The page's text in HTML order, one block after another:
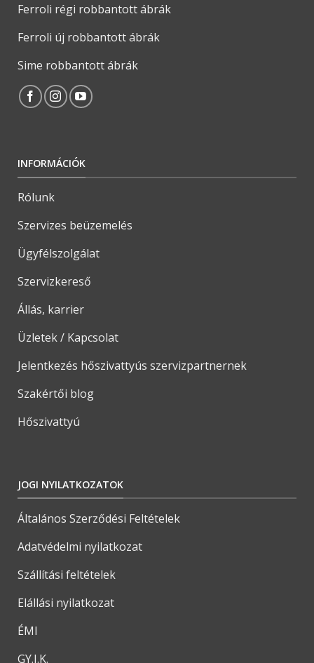
Ferroli régi robbantott ábrák
Ferroli új robbantott ábrák
Sime robbantott ábrák
INFORMÁCIÓK
Rólunk
Szervizes beüzemelés
Ügyfélszolgálat
Szervizkereső
Állás, karrier
Üzletek / Kapcsolat
Jelentkezés hőszivattyús szervizpartnernek
Szakértői blog
Hőszivattyú
JOGI NYILATKOZATOK
Általános Szerződési Feltételek
Adatvédelmi nyilatkozat
Szállítási feltételek
Elállási nyilatkozat
ÉMI
GY.I.K.